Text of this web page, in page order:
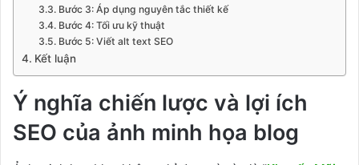
Bước 3: Áp dụng nguyên tắc thiết kế
Bước 4: Tối ưu kỹ thuật
Bước 5: Viết alt text SEO
Kết luận
Ý nghĩa chiến lược và lợi ích
SEO của ảnh minh họa blog